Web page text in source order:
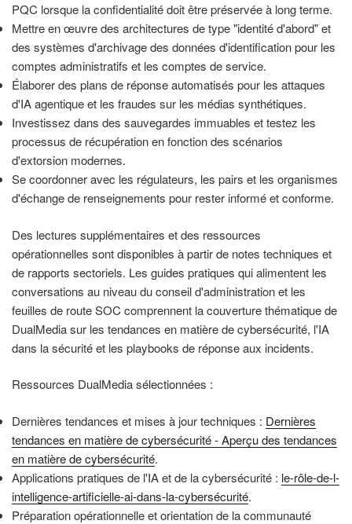
PQC lorsque la confidentialité doit être préservée à long terme.
Mettre en œuvre des architectures de type "identité d'abord" et
des systèmes d'archivage des données d'identification pour les
comptes administratifs et les comptes de service.
Élaborer des plans de réponse automatisés pour les attaques
d'IA agentique et les fraudes sur les médias synthétiques.
Investissez dans des sauvegardes immuables et testez les
processus de récupération en fonction des scénarios
d'extorsion modernes.
Se coordonner avec les régulateurs, les pairs et les organismes
d'échange de renseignements pour rester informé et conforme.
Des lectures supplémentaires et des ressources
opérationnelles sont disponibles à partir de notes techniques et
de rapports sectoriels. Les guides pratiques qui alimentent les
conversations au niveau du conseil d'administration et les
feuilles de route SOC comprennent la couverture thématique de
DualMedia sur les tendances en matière de cybersécurité, l'IA
dans la sécurité et les playbooks de réponse aux incidents.
Ressources DualMedia sélectionnées :
Dernières tendances et mises à jour techniques : Dernières
tendances en matière de cybersécurité - Aperçu des tendances
en matière de cybersécurité.
Applications pratiques de l'IA et de la cybersécurité : le-rôle-de-l-
intelligence-artificielle-ai-dans-la-cybersécurité.
Préparation opérationnelle et orientation de la communauté